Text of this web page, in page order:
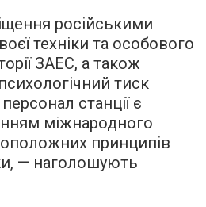
російськими
техніки та особового
ЗАЕС, а також
тиск
станції є
міжнародного
принципів
— наголошують